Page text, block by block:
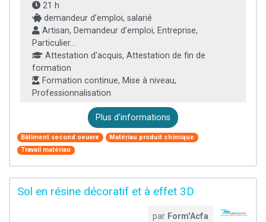
21 h
demandeur d’emploi, salarié
Artisan, Demandeur d’emploi, Entreprise,
Particulier...
Attestation d'acquis, Attestation de fin de
formation
Formation continue, Mise à niveau,
Professionnalisation
Plus d'informations
Bâtiment second oeuvre
Matériau produit chimique
Travail matériau
Sol en résine décoratif et à effet 3D
par Form'Acfa